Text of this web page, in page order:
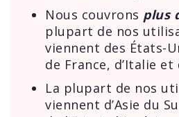
Nous couvrons plus
plupart de nos
viennent des États-
de France, d’Italie et
La plupart de nos
viennent d’Asie du